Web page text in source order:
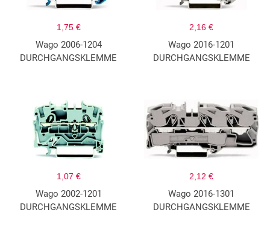
1,75 €
Wago 2006-1204
DURCHGANGSKLEMME
2,16 €
Wago 2016-1201
DURCHGANGSKLEMME
1,07 €
Wago 2002-1201
DURCHGANGSKLEMME
2,12 €
Wago 2016-1301
DURCHGANGSKLEMME